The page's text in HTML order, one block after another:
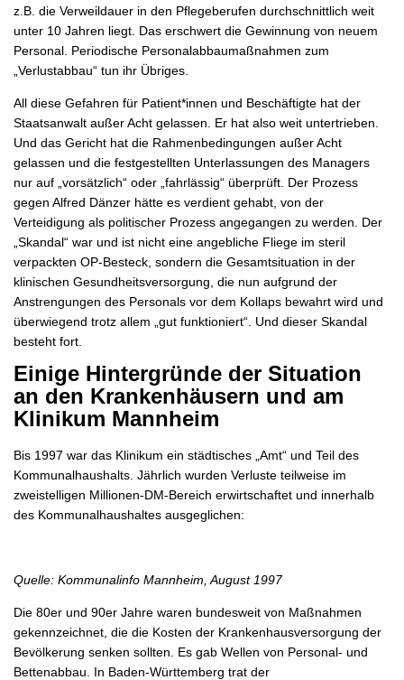
z.B. die Verweildauer in den Pflegeberufen durchschnittlich weit
unter 10 Jahren liegt. Das erschwert die Gewinnung von neuem
Personal. Periodische Personalabbaumaßnahmen zum
„Verlustabbau“ tun ihr Übriges.
All diese Gefahren für Patient*innen und Beschäftigte hat der
Staatsanwalt außer Acht gelassen. Er hat also weit untertrieben.
Und das Gericht hat die Rahmenbedingungen außer Acht
gelassen und die festgestellten Unterlassungen des Managers
nur auf „vorsätzlich“ oder „fahrlässig“ überprüft. Der Prozess
gegen Alfred Dänzer hätte es verdient gehabt, von der
Verteidigung als politischer Prozess angegangen zu werden. Der
„Skandal“ war und ist nicht eine angebliche Fliege im steril
verpackten OP-Besteck, sondern die Gesamtsituation in der
klinischen Gesundheitsversorgung, die nun aufgrund der
Anstrengungen des Personals vor dem Kollaps bewahrt wird und
überwiegend trotz allem „gut funktioniert“. Und dieser Skandal
besteht fort.
Einige Hintergründe der Situation
an den Krankenhäusern und am
Klinikum Mannheim
Bis 1997 war das Klinikum ein städtisches „Amt“ und Teil des
Kommunalhaushalts. Jährlich wurden Verluste teilweise im
zweistelligen Millionen-DM-Bereich erwirtschaftet und innerhalb
des Kommunalhaushaltes ausgeglichen:
Quelle: Kommunalinfo Mannheim, August 1997
Die 80er und 90er Jahre waren bundesweit von Maßnahmen
gekennzeichnet, die die Kosten der Krankenhausversorgung der
Bevölkerung senken sollten. Es gab Wellen von Personal- und
Bettenabbau. In Baden-Württemberg trat der